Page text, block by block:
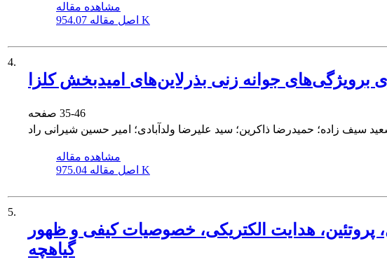
مشاهده مقاله
اصل مقاله 954.07 K
4.
برویژگی‌های جوانه زنی بذرلاین‌های امیدبخش کلزا
35-46
سیف زاده؛ حمیدرضا ذاکرین؛ سید علیرضا ولدآبادی؛ امیر حسین شیرانی راد
مشاهده مقاله
اصل مقاله 975.04 K
5.
پروتئین، هدایت الکتریکی، خصوصیات کیفی و ظهور
گیاهچه